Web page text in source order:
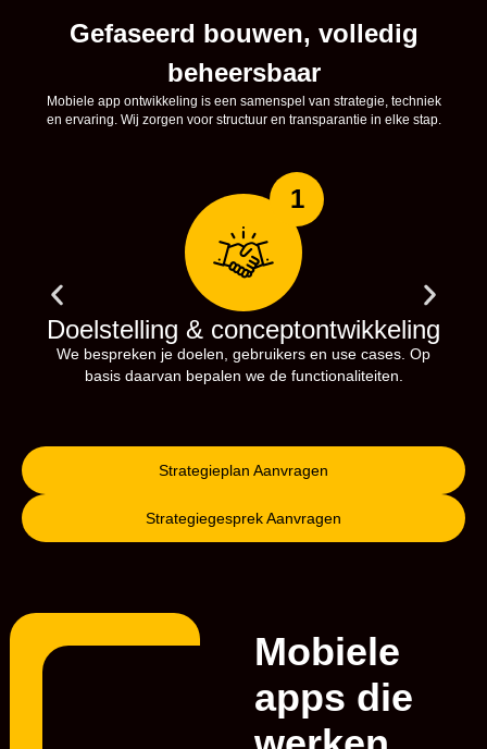
Gefaseerd bouwen, volledig
beheersbaar
Mobiele app ontwikkeling is een samenspel van strategie, techniek
en ervaring. Wij zorgen voor structuur en transparantie in elke stap.
1
Doelstelling & conceptontwikkeling
We bespreken je doelen, gebruikers en use cases. Op
basis daarvan bepalen we de functionaliteiten.
Strategieplan Aanvragen
Strategiegesprek Aanvragen
Mobiele
apps die